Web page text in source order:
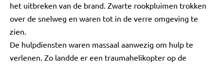
het uitbreken van de brand. Zwarte rookpluimen trokken
over de snelweg en waren tot in de verre omgeving te
zien.
De hulpdiensten waren massaal aanwezig om hulp te
verlenen. Zo landde er een traumahelikopter op de